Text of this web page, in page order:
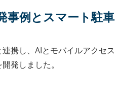
事例とスマート駐車
携し、AIとモバイルアクセス
発しました。